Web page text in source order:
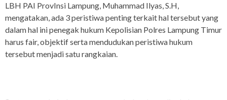
LBH PAI ProvInsi Lampung, Muhammad Ilyas, S.H,
mengatakan, ada 3 peristiwa penting terkait hal tersebut yang
dalam hal ini penegak hukum Kepolisian Polres Lampung Timur
harus fair, objektif serta mendudukan peristiwa hukum
tersebut menjadi satu rangkaian.